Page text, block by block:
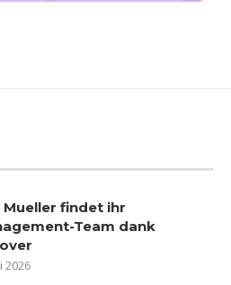
Mueller findet ihr
Team dank
2026